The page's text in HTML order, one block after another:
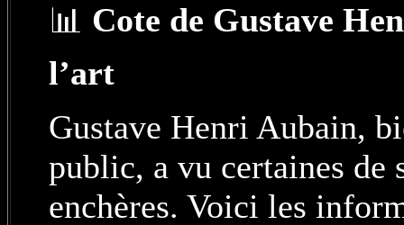
📊 Cote de Gustave
l’art
Gustave Henri Aubain,
public, a vu certaines de
enchères. Voici les